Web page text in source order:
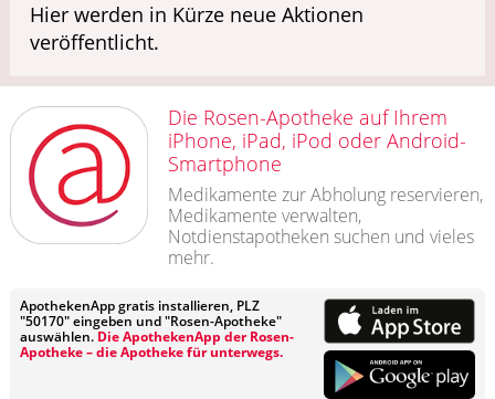
Hier werden in Kürze neue Aktionen
veröffentlicht.
Die Rosen-Apotheke auf Ihrem
iPhone, iPad, iPod oder Android-
Smartphone
Medikamente zur Abholung reservieren,
Medikamente verwalten,
Notdienstapotheken suchen und vieles
mehr.
ApothekenApp gratis installieren, PLZ
"50170" eingeben und "Rosen-Apotheke"
auswählen. Die ApothekenApp der Rosen-
Apotheke – die Apotheke für unterwegs.